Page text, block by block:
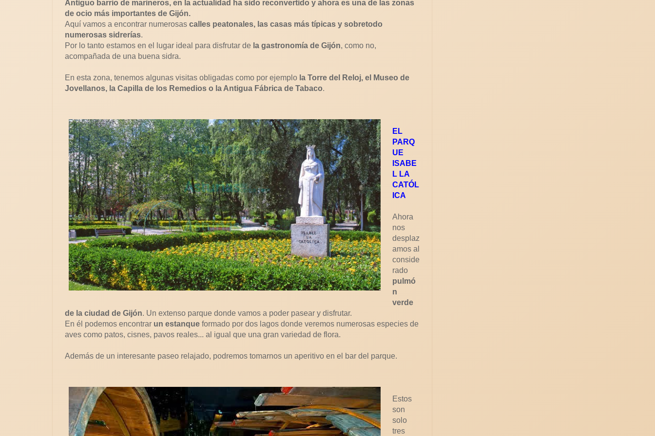
Antiguo barrio de marineros, en la actualidad ha sido reconvertido y ahora es una de las zonas
de ocio más importantes de Gijón.
Aquí vamos a encontrar numerosas calles peatonales, las casas más típicas y sobretodo
numerosas sidrerías.
Por lo tanto estamos en el lugar ideal para disfrutar de la gastronomía de Gijón, como no,
acompañada de una buena sidra.
En esta zona, tenemos algunas visitas obligadas como por ejemplo la Torre del Reloj, el Museo de
Jovellanos, la Capilla de los Remedios o la Antigua Fábrica de Tabaco.
EL
PARQ
UE
ISABE
L LA
CATÓL
ICA
Ahora
nos
desplaz
amos al
conside
rado
pulmó
n
verde
de la ciudad de Gijón. Un extenso parque donde vamos a poder pasear y disfrutar.
En él podemos encontrar un estanque formado por dos lagos donde veremos numerosas especies de
aves como patos, cisnes, pavos reales... al igual que una gran variedad de flora.
Además de un interesante paseo relajado, podremos tomarnos un aperitivo en el bar del parque.
Estos
son
solo
tres